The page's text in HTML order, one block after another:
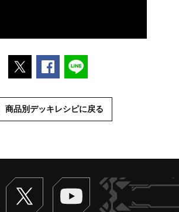
ポストするFacebookでシェアする
商品別デッキレシピに戻る
Twitter ヴァンガードch